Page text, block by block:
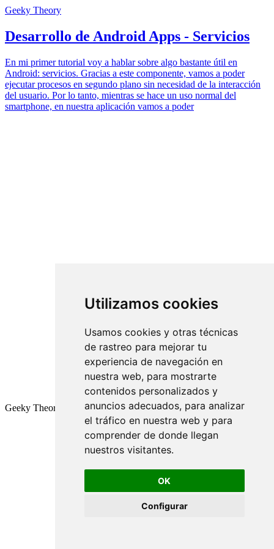
Utilizamos cookies
Usamos cookies y otras técnicas
de rastreo para mejorar tu
experiencia de navegación en
nuestra web, para mostrarte
contenidos personalizados y
anuncios adecuados, para analizar
el tráfico en nuestra web y para
comprender de donde llegan
nuestros visitantes.
OK
Configurar
Geeky Theory
Desarrollo de Android Apps - Servicios
En mi primer tutorial voy a hablar sobre algo bastante útil en
Android: servicios. Gracias a este componente, vamos a poder
ejecutar procesos en segundo plano sin necesidad de la interacción
del usuario. Por lo tanto, mientras se hace un uso normal del
smartphone, en nuestra aplicación vamos a poder
Geeky Theory © 2026